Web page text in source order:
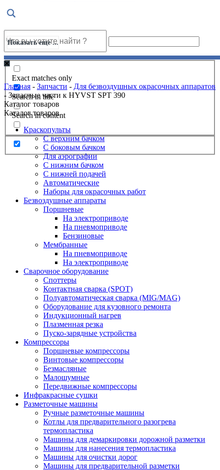
Показать еще ...
Exact matches only
Search in title
Search in content
Главная - Запчасти - Для безвоздушных окрасочных аппаратов
- Запасные части к HYVST SPT 390
Каталог товаров
Каталог товаров
Краскопульты
С верхним бачком
С боковым бачком
Для аэрографии
С нижним бачком
С нижней подачей
Автоматические
Наборы для окрасочных работ
Безвоздушные аппараты
Поршневые
На электроприводе
На пневмоприводе
Бензиновые
Мембранные
На пневмоприводе
На электроприводе
Сварочное оборудование
Споттеры
Контактная сварка (SPOT)
Полуавтоматическая сварка (MIG/MAG)
Оборудование для кузовного ремонта
Индукционный нагрев
Плазменная резка
Пуско-зарядные устройства
Компрессоры
Поршневые компрессоры
Винтовые компрессоры
Безмасляные
Малошумные
Передвижные компрессоры
Инфракрасные сушки
Разметочные машины
Ручные разметочные машины
Котлы для предварительного разогрева
термопластика
Машины для демаркировки дорожной разметки
Машины для нанесения термопластика
Машины для очистки дорог
Машины для предварительной разметки